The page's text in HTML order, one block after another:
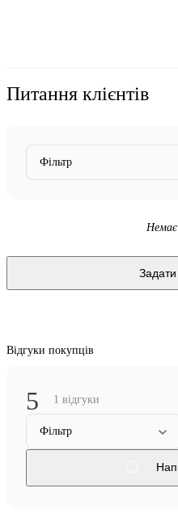
Питання клієнтів
Фільтр
Відгуки покупців
5 1 відгуки
Фільтр